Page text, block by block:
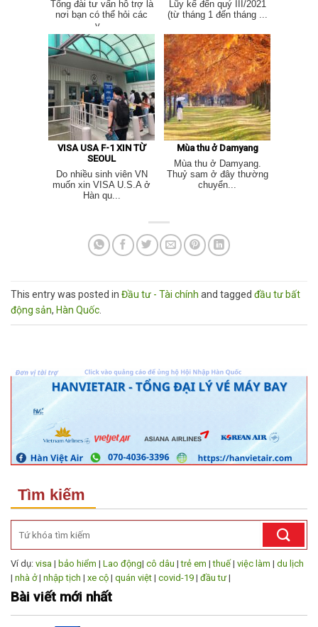
Tổng đài tư vấn hỗ trợ là
nơi bạn có thể hỏi các
v...
Lũy kế đến quý III/2021
(từ tháng 1 đến tháng ...
VISA USA F-1 XIN TỪ
SEOUL
Do nhiều sinh viên VN
muốn xin VISA U.S.A ở
Hàn qu...
Mùa thu ở Damyang
Mùa thu ở Damyang.
Thuỷ sam ở đây thường
chuyển...
This entry was posted in Đầu tư - Tài chính and tagged đầu tư bất
động sản, Hàn Quốc
Tìm kiếm
Ví dụ: visa | bảo hiểm | Lao động| cô dâu |trẻ em |thuế | việc làm | du lịch
| nhà ở| nhập tịch | xe cộ | quán việt | covid-19 | đầu tư |
Bài viết mới nhất